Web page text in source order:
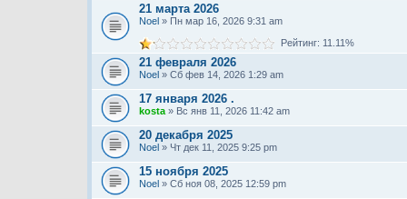
21 марта 2026
Noel » Пн мар 16, 2026 9:31 am
Рейтинг: 11.11%
21 февраля 2026
Noel » Сб фев 14, 2026 1:29 am
17 января 2026 .
kosta » Вс янв 11, 2026 11:42 am
20 декабря 2025
Noel » Чт дек 11, 2025 9:25 pm
15 ноября 2025
Noel » Сб ноя 08, 2025 12:59 pm